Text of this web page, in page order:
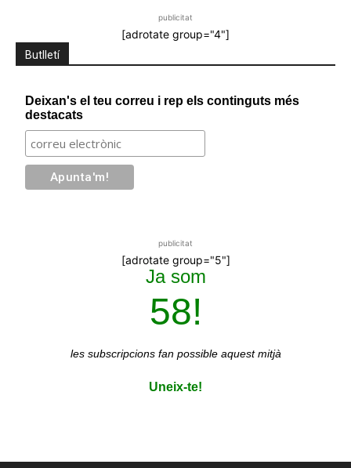
publicitat
[adrotate group="4"]
Butlletí
Deixan's el teu correu i rep els continguts més
destacats
publicitat
[adrotate group="5"]
Ja som
58!
les subscripcions fan possible aquest mitjà
Uneix-te!